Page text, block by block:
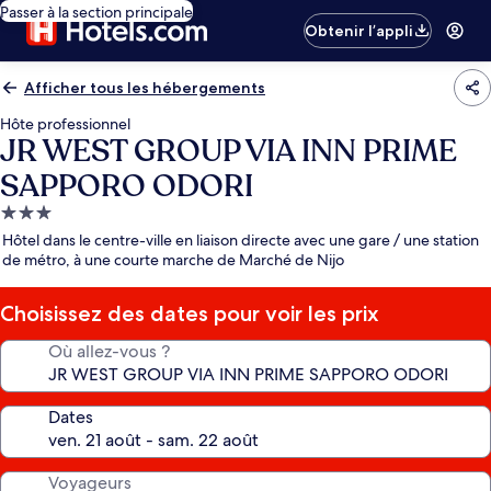
Passer à la section principale
Obtenir l’appli
Afficher tous les hébergements
Hôte professionnel
JR WEST GROUP VIA INN PRIME
SAPPORO ODORI
Hébergement
3.0 étoiles
Hôtel dans le centre-ville en liaison directe avec une gare / une station
de métro, à une courte marche de Marché de Nijo
Choisissez des dates pour voir les prix
Où allez-vous ?
Dates
Voyageurs